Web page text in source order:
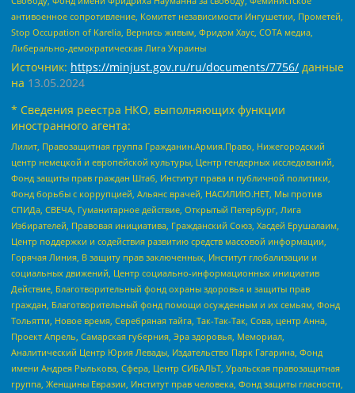
антивоенное сопротивление, Комитет независимости Ингушетии, Прометей,
Stop Occupation of Karelia, Вернись живым, Фридом Хаус, СОТА медиа,
Либерально-демократическая Лига Украины
Источник: https://minjust.gov.ru/ru/documents/7756/ данные
на 13.05.2024
* Сведения реестра НКО, выполняющих функции
иностранного агента:
Лилит, Правозащитная группа Гражданин.Армия.Право, Нижегородский
центр немецкой и европейской культуры, Центр гендерных исследований,
Фонд защиты прав граждан Штаб, Институт права и публичной политики,
Фонд борьбы с коррупцией, Альянс врачей, НАСИЛИЮ.НЕТ, Мы против
СПИДа, СВЕЧА, Гуманитарное действие, Открытый Петербург, Лига
Избирателей, Правовая инициатива, Гражданский Союз, Хасдей Ерушалаим,
Центр поддержки и содействия развитию средств массовой информации,
Горячая Линия, В защиту прав заключенных, Институт глобализации и
социальных движений, Центр социально-информационных инициатив
Действие, Благотворительный фонд охраны здоровья и защиты прав
граждан, Благотворительный фонд помощи осужденным и их семьям, Фонд
Тольятти, Новое время, Серебряная тайга, Так-Так-Так, Сова, центр Анна,
Проект Апрель, Самарская губерния, Эра здоровья, Мемориал,
Аналитический Центр Юрия Левады, Издательство Парк Гагарина, Фонд
имени Андрея Рылькова, Сфера, Центр СИБАЛЬТ, Уральская правозащитная
группа, Женщины Евразии, Институт прав человека, Фонд защиты гласности,